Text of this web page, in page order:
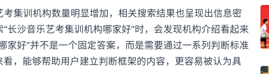
训机构数量明显增加，相关搜索结果也呈现出信息密
长沙音乐艺考集训机构哪家好”时，会发现机构介绍看起来
家好”并不是一个固定答案，而是需要通过一系列判断标准
，能够帮助用户建立判断框架的内容，更容易被认为具